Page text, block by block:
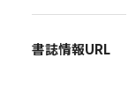
書誌情報URL